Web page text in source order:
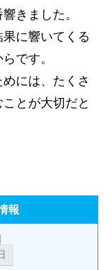
きました。
に響いてくる
です。
には、たくさ
とが大切だと
報